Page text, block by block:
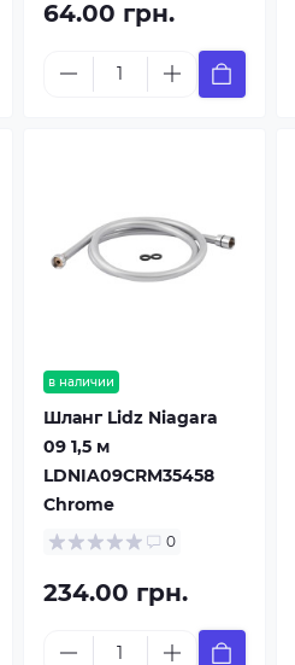
64.00 грн.
в наличии
Шланг Lidz Niagara
09 1,5 м
LDNIA09CRM35458
Chrome
0
234.00 грн.